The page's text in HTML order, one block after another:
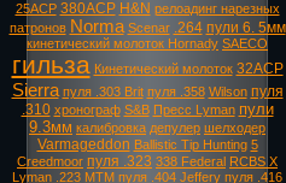
25ACP 380ACP H&N релоадинг нарезных
патронов Norma Scenar .264 пули 6. 5мм
кинетический молоток Hornady SAECO
гильза Кинетический молоток 32ACP
Sierra пуля .303 Brit пуля .358 Wilson пуля
.310 хронограф S&B Пресс Lyman пули
9.3мм калибровка депулер шелходер
Varmageddon Ballistic Tip Hunting 5
Creedmoor пуля .323 338 Federal RCBS X
Lyman .223 MTM пуля .404 Jeffery пуля .416